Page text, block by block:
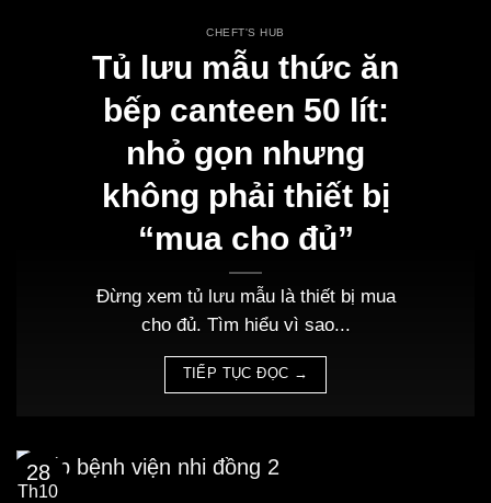
CHEFT'S HUB
Tủ lưu mẫu thức ăn
bếp canteen 50 lít:
nhỏ gọn nhưng
không phải thiết bị
“mua cho đủ”
Đừng xem tủ lưu mẫu là thiết bị mua
cho đủ. Tìm hiểu vì sao...
TIẾP TỤC ĐỌC →
28
Th10